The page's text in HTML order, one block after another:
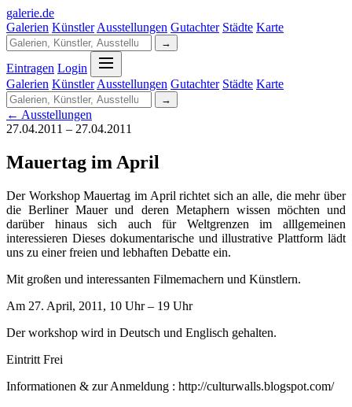
galerie.de
Galerien Künstler Ausstellungen Gutachter Städte Karte
→
Eintragen Login
Galerien Künstler Ausstellungen Gutachter Städte Karte
→
← Ausstellungen
27.04.2011 – 27.04.2011
Mauertag im April
Der Workshop Mauertag im April richtet sich an alle, die mehr über
die Berliner Mauer und deren Metaphern wissen möchten und
darüber hinaus sich auch für Weltgrenzen im alllgemeinen
interessieren Dieses dokumentarische und illustrative Plattform lädt
uns zu einer freien und lebhaften Debatte ein.
Mit großen und interessanten Filmemachern und Künstlern.
Am 27. April, 2011, 10 Uhr – 19 Uhr
Der workshop wird in Deutsch und Englisch gehalten.
Eintritt Frei
Informationen & zur Anmeldung : http://culturwalls.blogspot.com/